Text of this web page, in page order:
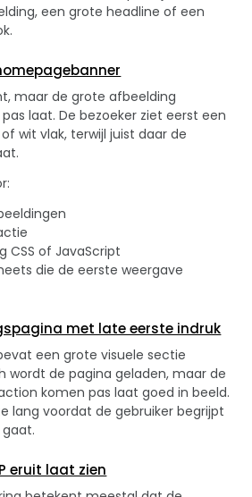
een grote headline of een
maar de grote afbeelding
laat. De bezoeker ziet eerst een
wit vlak, terwijl juist daar de
CSS of JavaScript
die de eerste weergave
met late eerste indruk
een grote visuele sectie
wordt de pagina geladen, maar de
komen pas laat goed in beeld.
lang voordat de gebruiker begrijpt
eruit laat zien